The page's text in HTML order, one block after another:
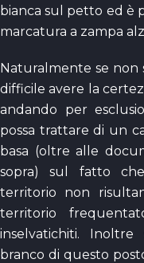
bianca sul petto ed è
marcatura a zampa
Naturalmente se non
difficile avere la
andando per
possa trattare di un
basa (oltre alle
sopra) sul fatto
territorio non
territorio
inselvatichiti.
branco di questo